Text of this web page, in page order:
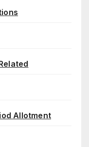
Allotment